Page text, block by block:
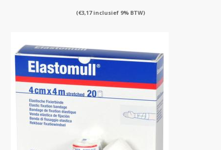
(€3,17inclusief 9% BTW)